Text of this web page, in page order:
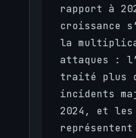
rapport à
croissance
la
attaques :
traité plus
incidents
2024, et les
représentent